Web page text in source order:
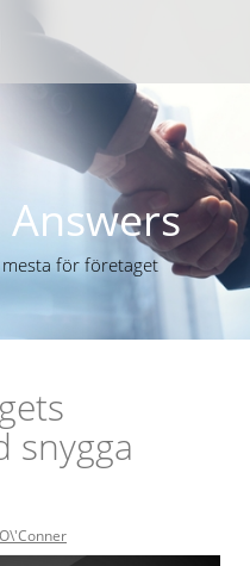
för företaget
snygga